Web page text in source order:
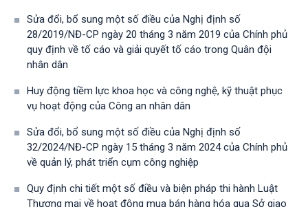
Sửa đổi, bổ sung một số điều của Nghị định số
28/2019/NĐ-CР ngày 20 tháng 3 năm 2019 của Chính phủ
quy định về tố cáo và giải quyết tố cáo trong Quân đội
nhân dân
Huy động tiềm lực khoa học và công nghệ, kỹ thuật phục
vụ hoạt động của Công an nhân dân
Sửa đổi, bổ sung một số điều của Nghị định số
32/2024/NĐ-CP ngày 15 tháng 3 năm 2024 của Chính phủ
về quản lý, phát triển cụm công nghiệp
Quy định chi tiết một số điều và biện pháp thi hành Luật
Thương mại về hoạt động mua bán hàng hóa qua Sở giao